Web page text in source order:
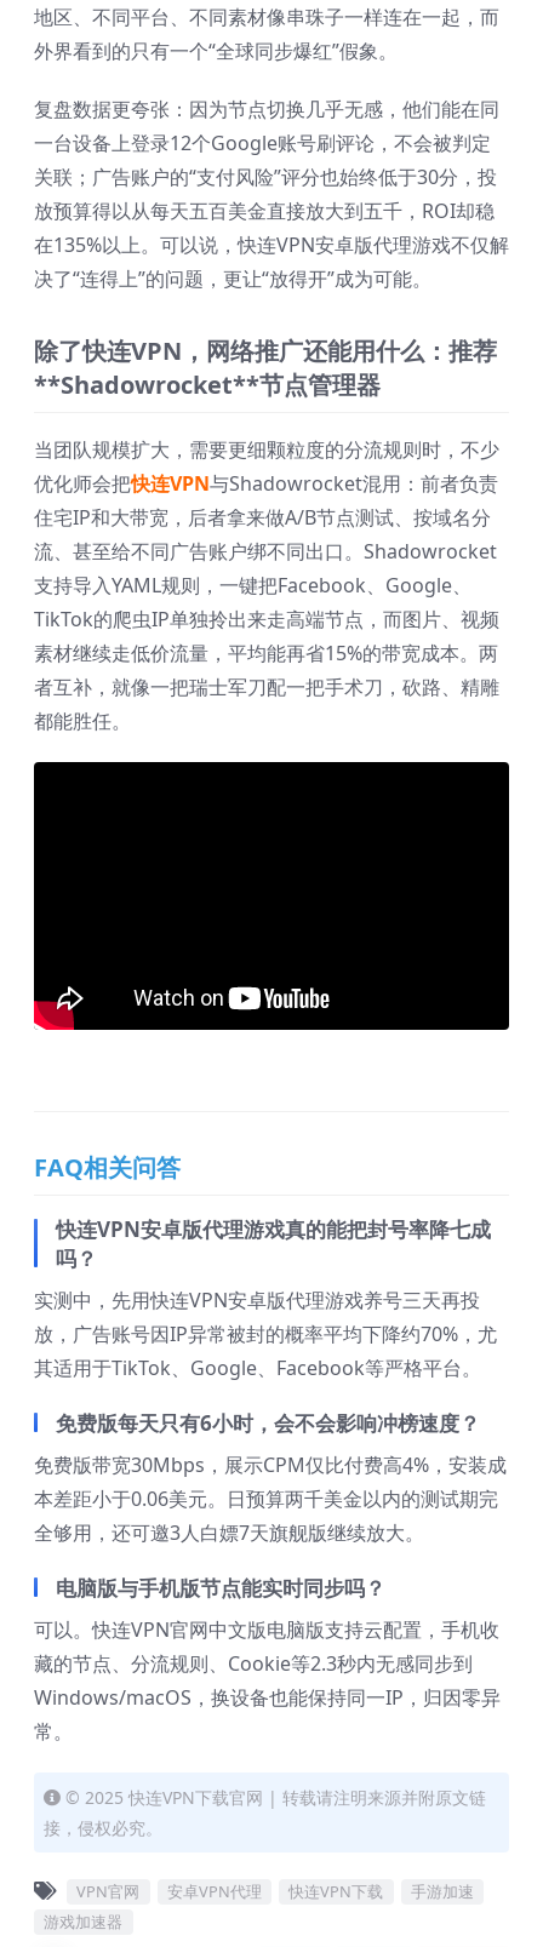
地区、不同平台、不同素材像串珠子一样连在一起，而
外界看到的只有一个“全球同步爆红”假象。
复盘数据更夸张：因为节点切换几乎无感，他们能在同
一台设备上登录12个Google账号刷评论，不会被判定
关联；广告账户的“支付风险”评分也始终低于30分，投
放预算得以从每天五百美金直接放大到五千，ROI却稳
在135%以上。可以说，快连VPN安卓版代理游戏不仅解
决了“连得上”的问题，更让“放得开”成为可能。
除了快连VPN，网络推广还能用什么：推荐
**Shadowrocket**节点管理器
当团队规模扩大，需要更细颗粒度的分流规则时，不少
优化师会把快连VPN与Shadowrocket混用：前者负责
住宅IP和大带宽，后者拿来做A/B节点测试、按域名分
流、甚至给不同广告账户绑不同出口。Shadowrocket
支持导入YAML规则，一键把Facebook、Google、
TikTok的爬虫IP单独拎出来走高端节点，而图片、视频
素材继续走低价流量，平均能再省15%的带宽成本。两
者互补，就像一把瑞士军刀配一把手术刀，砍路、精雕
都能胜任。
FAQ相关问答
快连VPN安卓版代理游戏真的能把封号率降七成
吗？
实测中，先用快连VPN安卓版代理游戏养号三天再投
放，广告账号因IP异常被封的概率平均下降约70%，尤
其适用于TikTok、Google、Facebook等严格平台。
免费版每天只有6小时，会不会影响冲榜速度？
免费版带宽30Mbps，展示CPM仅比付费高4%，安装成
本差距小于0.06美元。日预算两千美金以内的测试期完
全够用，还可邀3人白嫖7天旗舰版继续放大。
电脑版与手机版节点能实时同步吗？
可以。快连VPN官网中文版电脑版支持云配置，手机收
藏的节点、分流规则、Cookie等2.3秒内无感同步到
Windows/macOS，换设备也能保持同一IP，归因零异
常。
© 2025 快连VPN下载官网 | 转载请注明来源并附原文链
接，侵权必究。
VPN官网 安卓VPN代理 快连VPN下载
手游加速
游戏加速器